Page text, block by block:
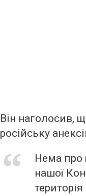
Він наголосив,
російську
Нема про
нашої